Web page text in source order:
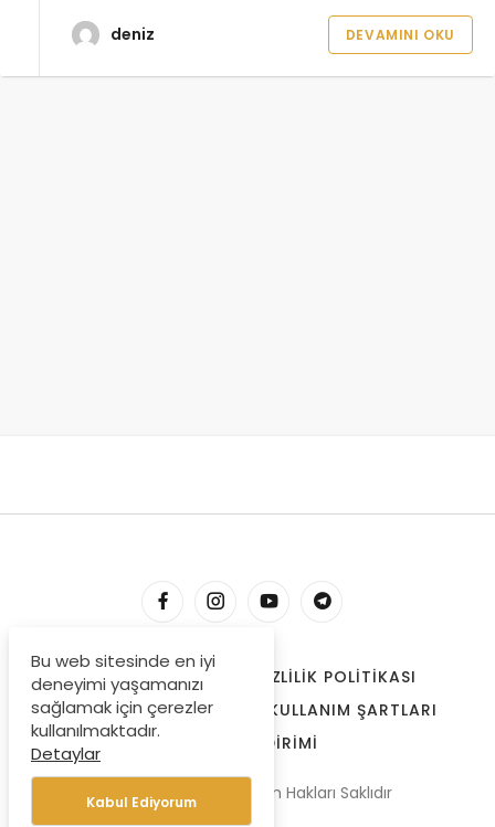
deniz DEVAMINI OKU
HESABIM İLETIŞIM
GIZLILIK POLITIKASI
ÇEREZLER
BIZE ULAŞIN
KULLANIM ŞARTLARI
ÖDEME BILDIRIMI
© Copyright 2022, Tüm Hakları Saklıdır
Bu web sitesinde en iyi
deneyimi yaşamanızı
sağlamak için çerezler
kullanılmaktadır.
Detaylar
Kabul Ediyorum